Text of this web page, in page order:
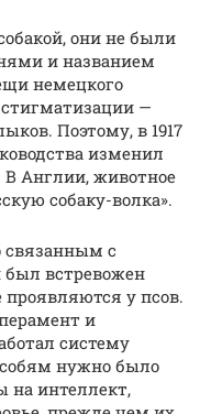
они не были
и названием
немецкого
—
Поэтому, в 1917
изменил
В Англии, животное
собаку-волка».
связанным с
был встревожен
у псов.
и
систему
нужно было
на интеллект,